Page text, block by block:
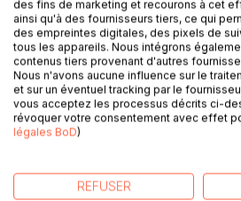
Arras conservent de très anciens
la reconstitution des familles
Il existe par exemple la série des
Arras couvrant la période allant de
La transcription de ces articles pas
les non-initiés permettra de
registres paroissiaux ou les actes
des fins de marketing et recourons à cet
ainsi qu'à des fournisseurs tiers, ce qui
des empreintes digitales, des pixels de
tous les appareils. Nous intégrons
contenus tiers provenant d'autres
Nous n'avons aucune influence sur le
et sur un éventuel tracking par le
vous acceptez les processus décrits ci-
révoquer votre consentement avec effet
légales BoD)
REFUSER